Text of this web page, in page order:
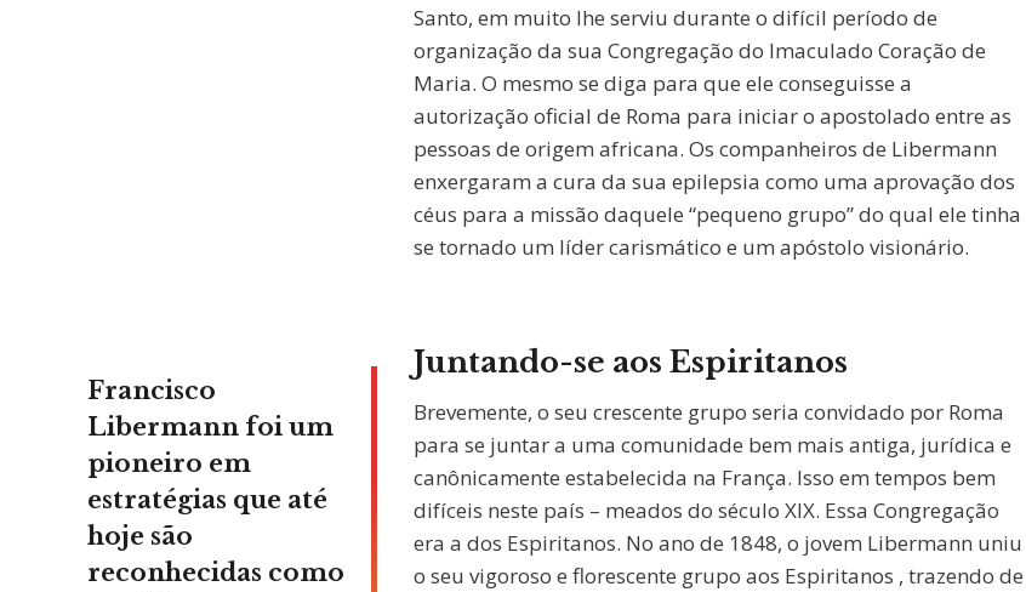
Santo, em muito lhe serviu durante o difícil período de
organização da sua Congregação do Imaculado Coração de
Maria. O mesmo se diga para que ele conseguisse a
autorização oficial de Roma para iniciar o apostolado entre as
pessoas de origem africana. Os companheiros de Libermann
enxergaram a cura da sua epilepsia como uma aprovação dos
céus para a missão daquele “pequeno grupo” do qual ele tinha
se tornado um líder carismático e um apóstolo visionário.
Francisco
Libermann foi um
pioneiro em
estratégias que até
hoje são
reconhecidas como
Juntando-se aos Espiritanos
Brevemente, o seu crescente grupo seria convidado por Roma
para se juntar a uma comunidade bem mais antiga, jurídica e
canônicamente estabelecida na França. Isso em tempos bem
difíceis neste país – meados do século XIX. Essa Congregação
era a dos Espiritanos. No ano de 1848, o jovem Libermann uniu
o seu vigoroso e florescente grupo aos Espiritanos , trazendo de